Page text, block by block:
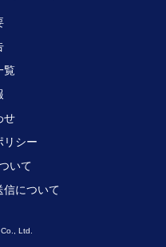
覧
せ
リシー
いて
信について
Ltd.